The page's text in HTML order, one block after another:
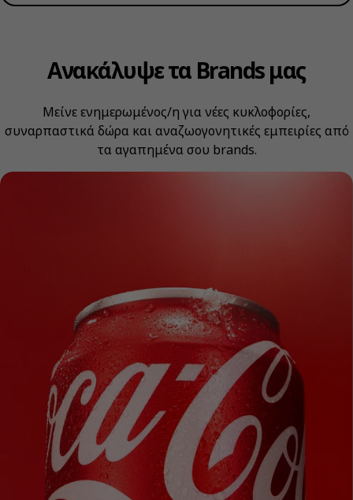
Ανακάλυψε τα Brands μας
Μείνε ενημερωμένος/η για νέες κυκλοφορίες,
συναρπαστικά δώρα και αναζωογονητικές εμπειρίες από
τα αγαπημένα σου brands.